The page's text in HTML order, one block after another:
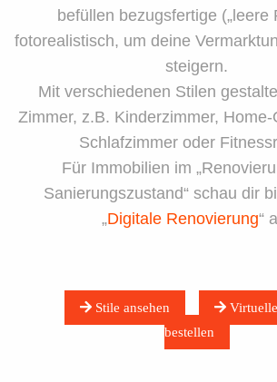
befüllen bezugsfertige („leere
fotorealistisch, um deine
steigern.
Mit verschiedenen Stilen
Zimmer, z.B. Kinderzimmer,
Schlafzimmer oder
Für Immobilien im
Sanierungszustand“ schau dir
„Digitale Renovierung“
Stile ansehen
bestellen